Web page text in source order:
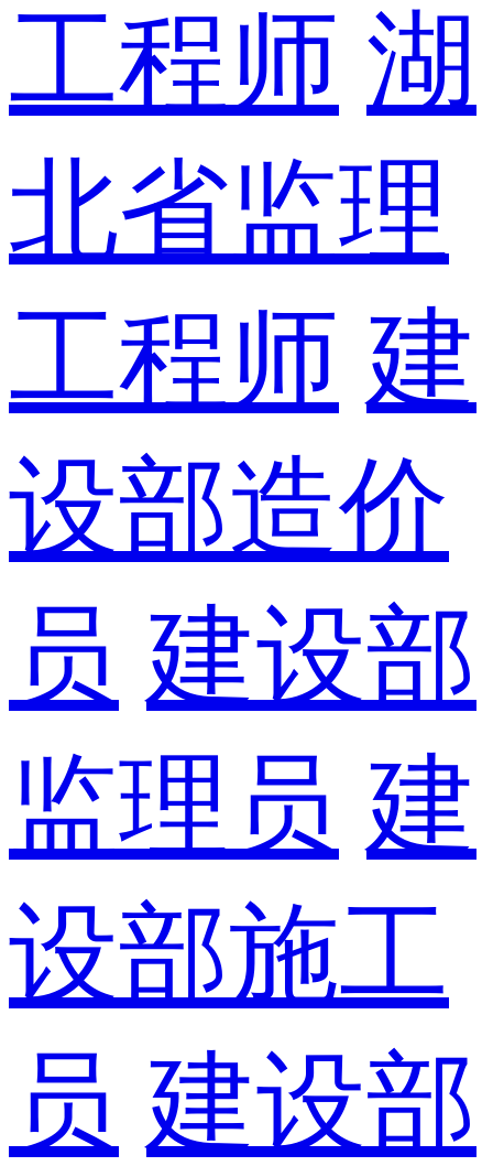
工程师 湖
北省监理
工程师 建
设部造价
员 建设部
监理员 建
设部施工
员 建设部